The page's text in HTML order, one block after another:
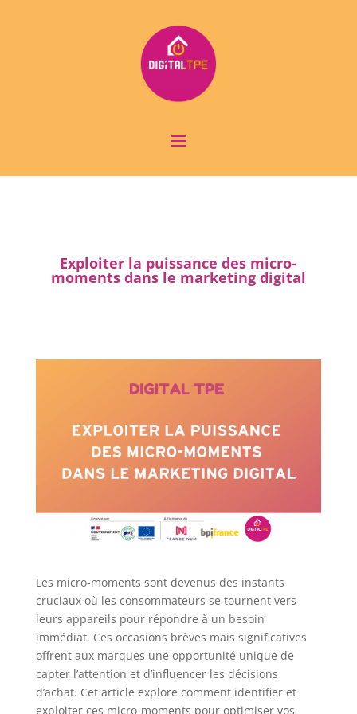
Exploiter la puissance des micro-
moments dans le marketing digital
Les micro-moments sont devenus des instants
cruciaux où les consommateurs se tournent vers
leurs appareils pour répondre à un besoin
immédiat. Ces occasions brèves mais significatives
offrent aux marques une opportunité unique de
capter l’attention et d’influencer les décisions
d’achat. Cet article explore comment identifier et
exploiter ces micro-moments pour optimiser vos